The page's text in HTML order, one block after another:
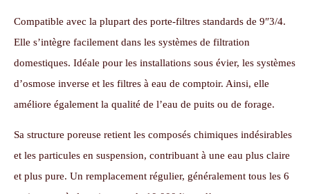
Compatible avec la plupart des porte-filtres standards de 9″3/4.
Elle s’intègre facilement dans les systèmes de filtration
domestiques. Idéale pour les installations sous évier, les systèmes
d’osmose inverse et les filtres à eau de comptoir. Ainsi, elle
améliore également la qualité de l’eau de puits ou de forage.
Sa structure poreuse retient les composés chimiques indésirables
et les particules en suspension, contribuant à une eau plus claire
et plus pure. Un remplacement régulier, généralement tous les 6